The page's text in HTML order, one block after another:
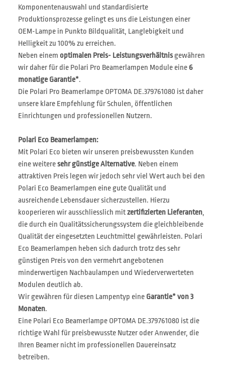
Komponentenauswahl und standardisierte
Produktionsprozesse gelingt es uns die Leistungen einer
OEM-Lampe in Punkto Bildqualität, Langlebigkeit und
Helligkeit zu 100% zu erreichen.
Neben einem optimalen Preis- Leistungsverhältnisgewähren
wir daher für die Polari Pro Beamerlampen Module eine 6
monatige Garantie*.
Die Polari Pro Beamerlampe OPTOMA DE.379761080 ist daher
unsere klare Empfehlung für Schulen, öffentlichen
Einrichtungen und professionellen Nutzern.
Polari Eco Beamerlampen:
Mit Polari Eco bieten wir unseren preisbewussten Kunden
eine weiteresehr günstige Alternative. Neben einem
attraktiven Preis legen wir jedoch sehr viel Wert auch bei den
Polari Eco Beamerlampen eine gute Qualität und
ausreichende Lebensdauer sicherzustellen. Hierzu
kooperieren wir ausschliesslich mitzertifizierten Lieferanten,
die durch ein Qualitätssicherungssystem die gleichbleibende
Qualität der eingesetzten Leuchtmittel gewährleisten. Polari
Eco Beamerlampen heben sich dadurch trotz des sehr
günstigen Preis von den vermehrt angebotenen
minderwertigen Nachbaulampen und Wiederverwerteten
Modulen deutlich ab.
Wir gewähren für diesen Lampentyp eine Garantie* von 3
Monaten.
Eine Polari Eco Beamerlampe OPTOMA DE.379761080 ist die
richtige Wahl für preisbewusste Nutzer oder Anwender, die
Ihren Beamer nicht im professionellen Dauereinsatz
betreiben.